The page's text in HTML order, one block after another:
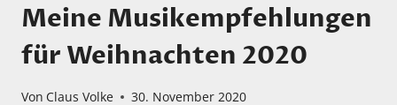
Meine Musikempfehlungen
für Weihnachten 2020
Von Claus Volke 30. November 2020